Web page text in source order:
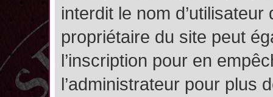
interdit le nom
propriétaire du site peut
l’inscription pour en
l’administrateur pour plus